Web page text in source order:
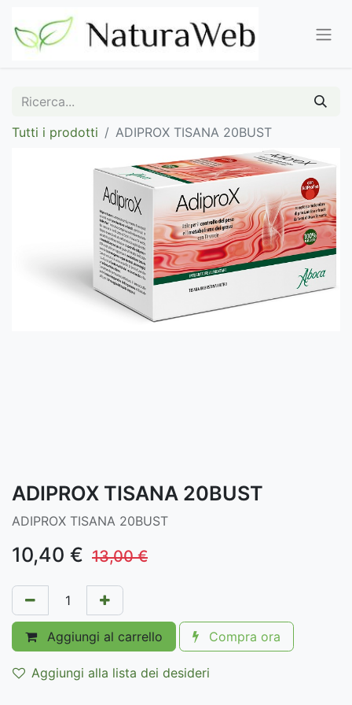
Tutti i prodotti ADIPROX TISANA 20BUST
ADIPROX TISANA 20BUST
ADIPROX TISANA 20BUST
10,40 € 13,00€
Aggiungi al carrello Compra ora
Aggiungi alla lista dei desideri